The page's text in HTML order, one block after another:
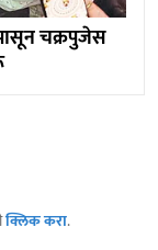
चक्रपुजेस
क्लिक करा.